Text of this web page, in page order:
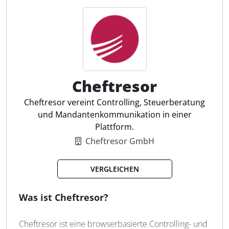
definieren und in Echtzeit abzugleichen. Mit
detaillierten Analysen, Berichten und intelligenten
Dashboards bietet finban umfassende Einblicke in
Finanzkennzahlen, die entscheidungsrelevante
Informationen liefern.
Liquiditätsplanung
Szenarien & Prognosen
Budgetplanung
Analysen & Berichte
Integrationen
Tägliche Cashflow-Übersicht
Echtzeit-Update des Cashflows
Automatische Kategorisierung
Cheftresor
Cheftresor vereint Controlling, Steuerberatung
und Mandantenkommunikation in einer
Plattform.
Cheftresor GmbH
VERGLEICHEN
Was ist Cheftresor?
Cheftresor ist eine browserbasierte Controlling- und